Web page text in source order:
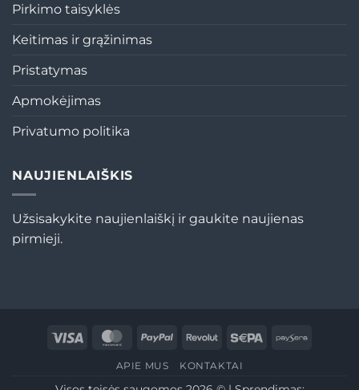
Pirkimo taisyklės
Keitimas ir grąžinimas
Pristatymas
Apmokėjimas
Privatumo politika
NAUJIENLAIŠKIS
Užsisakykite naujienlaiškį ir gaukite naujienas
pirmieji.
Visa MasterCardPayPal Revolut Sepa Paysera
APIE MUS KONTAKTAI